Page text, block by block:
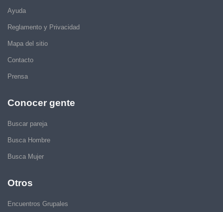
Ayuda
Reglamento y Privacidad
Mapa del sitio
Contacto
Prensa
Conocer gente
Buscar pareja
Busca Hombre
Busca Mujer
Otros
Encuentros Grupales